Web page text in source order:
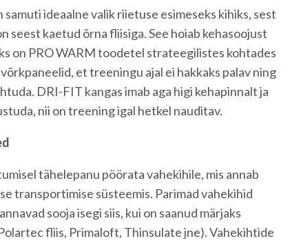
samuti ideaalne valik riietuse esimeseks kihiks, sest
seest kaetud õrna fliisiga. See hoiab kehasoojust
on PRO WARM toodetel strateegilistes kohtades
et treeningu ajal ei hakkaks palav ning
DRI-FIT kangas imab aga higi kehapinnalt ja
nii on treening igal hetkel nauditav.
tähelepanu pöörata vahekihile, mis annab
transportimise süsteemis. Parimad vahekihid
sooja isegi siis, kui on saanud märjaks
fliis, Primaloft, Thinsulate jne). Vahekihtide